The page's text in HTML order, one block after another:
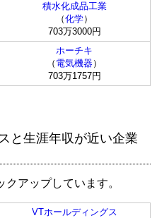
積水化成品工業
（化学）
703万3000円
ホーチキ
（ 電気機器）
703万1757円
と生涯年収が近い企業
アップしています。
VTホールディングス